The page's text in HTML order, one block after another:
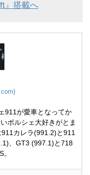
』搭載へ
911が愛車となってか
ポルシェ大好きがとま
カレラ(991.2)と911
、GT3 (997.1)と718